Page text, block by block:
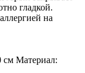
гладкой.
на
см Материал: